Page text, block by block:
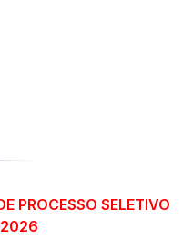
PROCESSO SELETIVO